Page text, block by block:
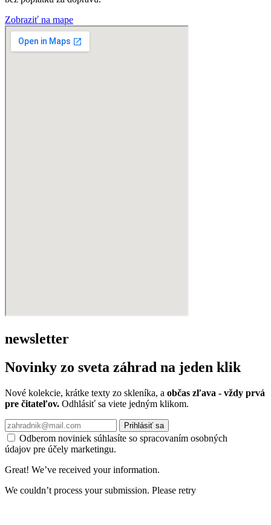
Zobraziť na mape
newsletter
Novinky zo sveta záhrad na jeden klik
Nové kolekcie, krátke texty zo skleníka, a občas zľava - vždy prvá
pre čitateľov. Odhlásiť sa viete jedným klikom.
Prihlásiť sa
Odberom noviniek súhlasíte so spracovaním osobných
údajov pre účely marketingu.
Great! We’ve received your information.
We couldn’t process your submission. Please retry